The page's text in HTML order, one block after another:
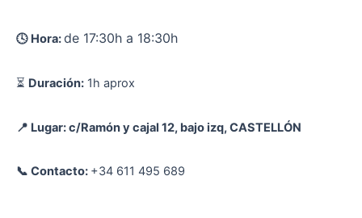
🕓 Hora:de 17:30h a 18:30h
⏳ Duración: 1h aprox
📍 Lugar: c/Ramón y cajal 12, bajo izq, CASTELLÓN
📞 Contacto: +34 611 495 689